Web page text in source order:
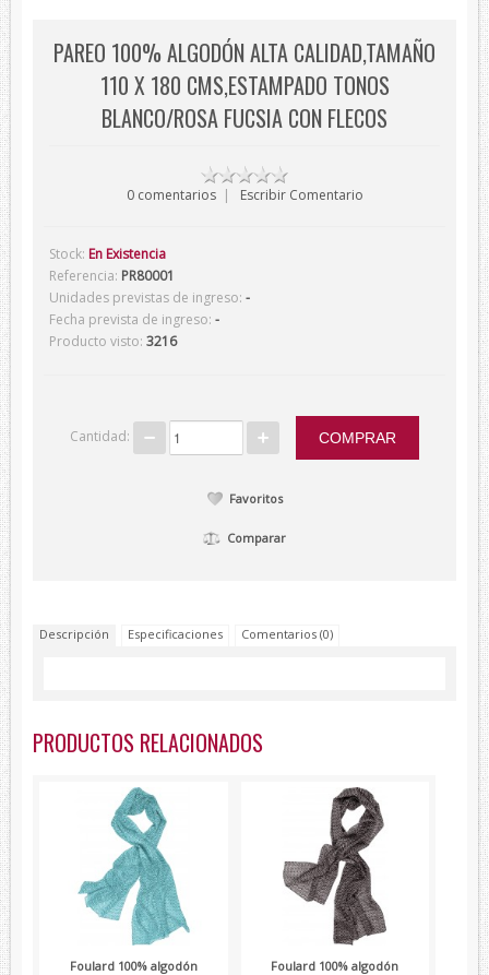
Presentaciones
Corbatas Devota&Lomba
Corbatas Lambertti
Corbatas Howards London
Corbatas Marca Blanca
Pañuelos Marca Blanca
Paolo Ferrara
PAREO 100% ALGODÓN ALTA CALIDAD,TAMAÑO
110 X 180 CMS,ESTAMPADO TONOS
BLANCO/ROSA FUCSIA CON FLECOS
0 comentarios| Escribir Comentario
Stock: En Existencia
Referencia: PR80001
Unidades previstas de ingreso: -
Fecha prevista de ingreso: -
Producto visto: 3216
Cantidad:
Favoritos
Comparar
Descripción Especificaciones Comentarios (0)
PRODUCTOS RELACIONADOS
Foulard 100% algodón
Foulard 100% algodón